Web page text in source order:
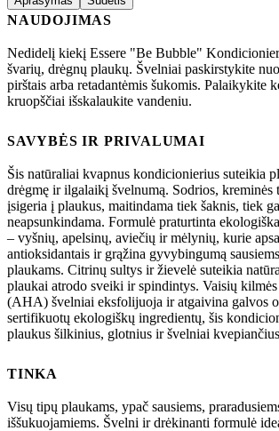
NAUDOJIMAS
Nedidelį kiekį Essere "Be Bubble"
švarių, drėgnų plaukų. Švelniai paskirstykite
pirštais arba retadantėmis šukomis. Palaikykite
kruopščiai išskalaukite vandeniu.
SAVYBĖS IR PRIVALUMAI
Šis natūraliai kvapnus kondicionierius suteikia
drėgmę ir ilgalaikį švelnumą. Sodrios, kreminės
įsigeria į plaukus, maitindama tiek šaknis, tiek
neapsunkindama. Formulė praturtinta
– vyšnių, apelsinų, aviečių ir mėlynių, kurie
antioksidantais ir grąžina gyvybingumą
plaukams. Citrinų sultys ir žievelė suteikia
plaukai atrodo sveiki ir spindintys. Vaisių
(AHA) švelniai eksfolijuoja ir atgaivina galvos
sertifikuotų ekologiškų ingredientų, šis
plaukus šilkinius, glotnius ir švelniai
TINKA
Visų tipų plaukams, ypač sausiems,
iššukuojamiems. Švelni ir drėkinanti formulė